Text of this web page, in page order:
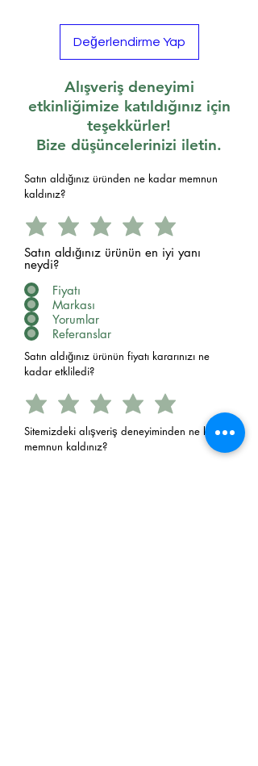
Değerlendirme Yap
Alışveriş deneyimi
etkinliğimize katıldığınız için
teşekkürler!
Bize düşüncelerinizi iletin.
Satın aldığınız üründen ne kadar memnun
kaldınız?
Satın aldığınız ürünün en iyi yanı
neydi?
Fiyatı
Markası
Yorumlar
Referanslar
Satın aldığınız ürünün fiyatı kararınızı ne
kadar etkliledi?
Sitemizdeki alışveriş deneyiminden ne kadar
memnun kaldınız?